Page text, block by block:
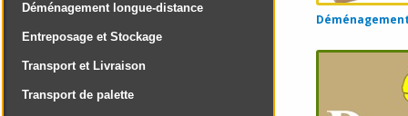
Déménagement longue-distance
Entreposage et Stockage
Transport et Livraison
Transport de palette